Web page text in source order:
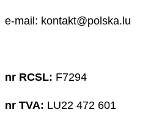
e-mail: kontakt@polska.lu
nr RCSL: F7294
nr TVA: LU22 472 601